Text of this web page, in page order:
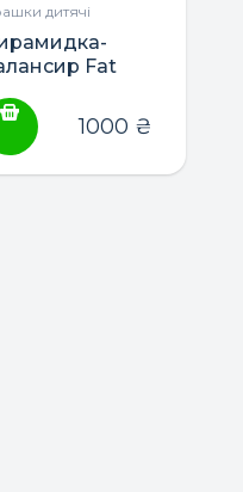
дитячі
Fat
(F070ML)
1000 ₴